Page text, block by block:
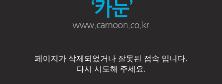
페이지가 삭제되었거나 잘못된 접속 입니다.
다시 시도해 주세요.